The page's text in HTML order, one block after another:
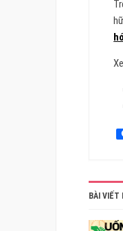
BÀI VIẾT